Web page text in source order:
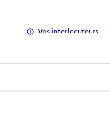
Vos interlocuteurs